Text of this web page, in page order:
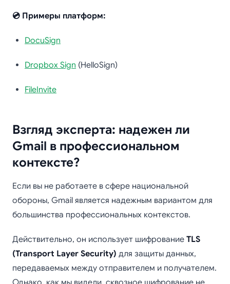
💿 Примеры платформ:
DocuSign
Dropbox Sign (HelloSign)
FileInvite
Взгляд эксперта: надежен ли
Gmail в профессиональном
контексте?
Если вы не работаете в сфере национальной
обороны, Gmail является надежным вариантом для
большинства профессиональных контекстов.
Действительно, он использует шифрование TLS
(Transport Layer Security) для защиты данных,
передаваемых между отправителем и получателем.